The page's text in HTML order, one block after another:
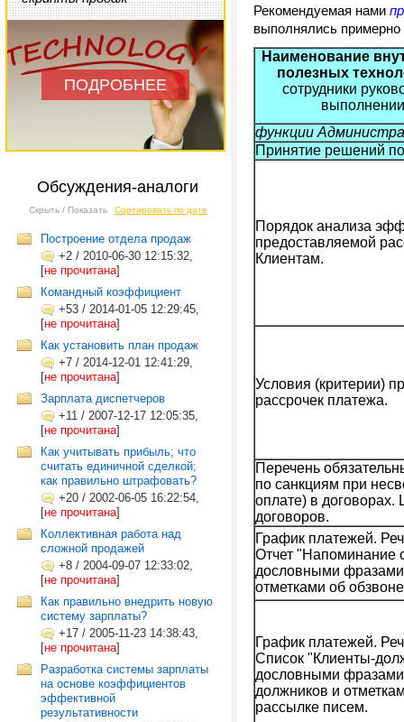
ПОДРОБНЕЕ
Обсуждения-аналоги
Скрыть / Показать Сортировать по дате
Построение отдела продаж
+2 / 2010-06-30 12:15:32,
[не прочитана]
Командный коэффициент
+53 / 2014-01-05 12:29:45,
[не прочитана]
Как установить план продаж
+7 / 2014-12-01 12:41:29,
[не прочитана]
Зарплата диспетчеров
+11 / 2007-12-17 12:05:35,
[не прочитана]
Как учитывать прибыль; что
считать единичной сделкой;
как правильно штрафовать?
+20 / 2002-06-05 16:22:54,
[не прочитана]
Коллективная работа над
сложной продажей
+8 / 2004-09-07 12:33:02,
[не прочитана]
Как правильно внедрить новую
систему зарплаты?
+17 / 2005-11-23 14:38:43,
[не прочитана]
Разработка системы зарплаты
на основе коэффициентов
эффективной
результативности
Рекомендуемая нами
выполнялись
Наименование
полезных
сотрудники
функции
Принятие решений
Порядок анализа
предоставляемой
Клиентам.
Условия (критерии)
рассрочек платежа.
Перечень
по санкциям при
оплате) в
договоров.
График платежей.
Отчет "Напоминание
дословными
отметками об
График платежей.
Список "Клиенты-
дословными
должников и
рассылке писем.